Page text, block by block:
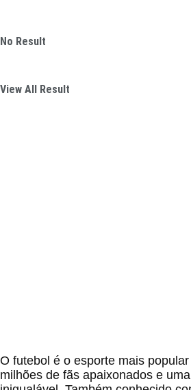
No Result
View All Result
O futebol é o esporte mais
milhões de fãs apaixonados e